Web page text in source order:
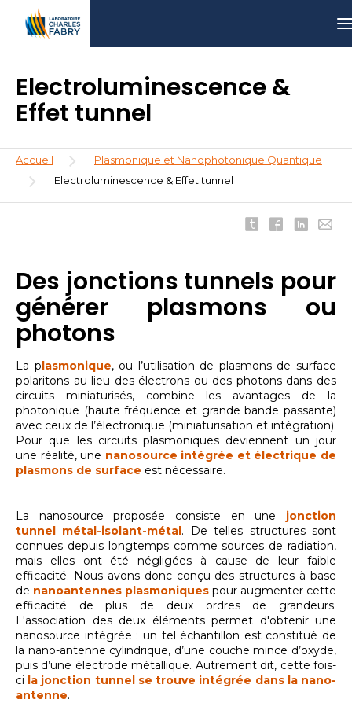
contenu
menu
la
Electroluminescence &
Effet tunnel
Fil
d'Ariane
Accueil
Plasmonique et Nanophotonique Quantique
Electroluminescence & Effet tunnel
Des jonctions tunnels pour
générer plasmons ou
photons
La plasmonique, ou l’utilisation de plasmons de surface
polaritons au lieu des électrons ou des photons dans des
circuits miniaturisés, combine les avantages de la
photonique (haute fréquence et grande bande passante)
avec ceux de l’électronique (miniaturisation et intégration).
Pour que les circuits plasmoniques deviennent un jour
une réalité, une nanosource intégrée et électrique de
plasmons de surface est nécessaire.
La nanosource proposée consiste en une jonction
tunnel métal-isolant-métal. De telles structures sont
connues depuis longtemps comme sources de radiation,
mais elles ont été négligées à cause de leur faible
efficacité. Nous avons donc conçu des structures à base
de nanoantennes plasmoniques pour augmenter cette
efficacité de plus de deux ordres de grandeurs.
L'association des deux éléments permet d'obtenir une
nanosource intégrée : un tel échantillon est constitué de
la nano-antenne cylindrique, d’une couche mince d’oxyde,
puis d’une électrode métallique. Autrement dit, cette fois-
ci la jonction tunnel se trouve intégrée dans la nano-
antenne.